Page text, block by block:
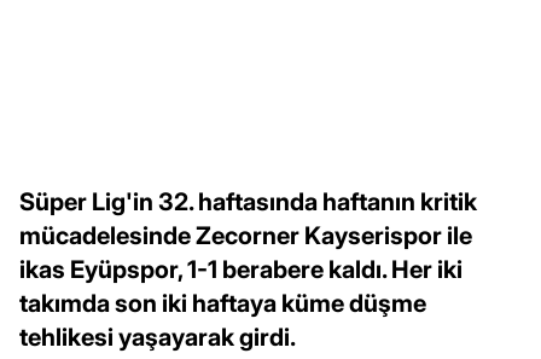
Süper Lig'in 32. haftasında haftanın kritik
mücadelesinde Zecorner Kayserispor ile
ikas Eyüpspor, 1-1 berabere kaldı. Her iki
takımda son iki haftaya küme düşme
tehlikesi yaşayarak girdi.